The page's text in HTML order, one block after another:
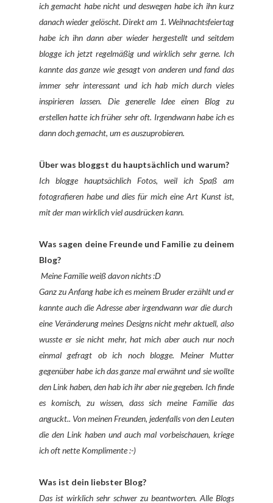
ich gemacht habe nicht und deswegen habe ich ihn kurz
danach wieder gelöscht. Direkt am 1. Weihnachtsfeiertag
habe ich ihn dann aber wieder hergestellt und seitdem
blogge ich jetzt regelmäßig und wirklich sehr gerne. Ich
kannte das ganze wie gesagt von anderen und fand das
immer sehr interessant und ich hab mich durch vieles
inspirieren lassen. Die generelle Idee einen Blog zu
erstellen hatte ich früher sehr oft. Irgendwann habe ich es
dann doch gemacht, um es auszuprobieren.
Über was bloggst du hauptsächlich und warum?
Ich blogge hauptsächlich Fotos, weil ich Spaß am
fotografieren habe und dies für mich eine Art Kunst ist,
mit der man wirklich viel ausdrücken kann.
Was sagen deine Freunde und Familie zu deinem
Blog?
Meine Familie weiß davon nichts :D
Ganz zu Anfang habe ich es meinem Bruder erzählt und er
kannte auch die Adresse aber irgendwann war die durch
eine Veränderung meines Designs nicht mehr aktuell, also
wusste er sie nicht mehr, hat mich aber auch nur noch
einmal gefragt ob ich noch blogge. Meiner Mutter
gegenüber habe ich das ganze mal erwähnt und sie wollte
den Link haben, den hab ich ihr aber nie gegeben. Ich finde
es komisch, zu wissen, dass sich meine Familie das
anguckt.. Von meinen Freunden, jedenfalls von den Leuten
die den Link haben und auch mal vorbeischauen, kriege
ich oft nette Komplimente :-)
Was ist dein liebster Blog?
Das ist wirklich sehr schwer zu beantworten. Alle Blogs